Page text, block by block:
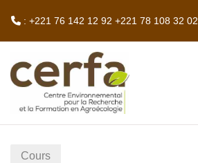
: +221 76 142 12 92 +221 78 108 32 02
Cours